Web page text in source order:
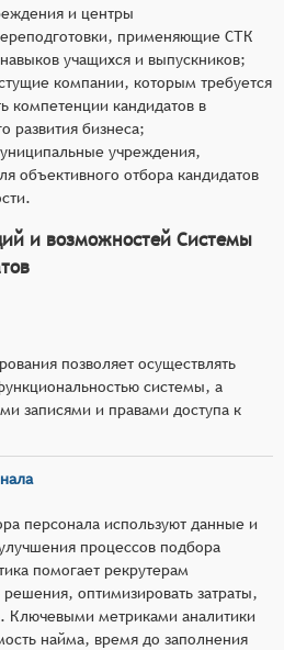
и центры
применяющие СТК
учащихся и выпускников;
компании, которым требуется
компетенции кандидатов в
развития бизнеса;
учреждения,
объективного отбора кандидатов
и возможностей Системы
позволяет осуществлять
системы, а
записями и правами доступа к
персонала используют данные и
процессов подбора
помогает рекрутерам
оптимизировать затраты,
Ключевыми метриками аналитики
найма, время до заполнения